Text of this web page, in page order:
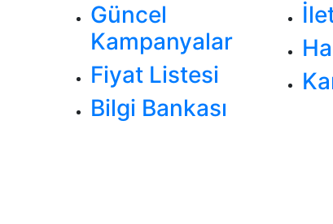
Güncel
Kampanyalar
Fiyat Listesi
Bilgi Bankası